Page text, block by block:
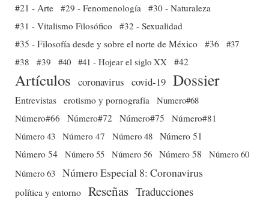
#21 - Arte #29 - Fenomenología
#30 - Naturaleza
#31 - Vitalismo Filosófico
#32 - Sexualidad
#35 - Filosofía desde y sobre el norte de México #36 #37
#38
#39 #40 #41 - Hojear el siglo XX #42
Artículos coronavirus covid-19 Dossier
Entrevistas erotismo y pornografía
Numero#68
Número#66
Número#72 Número#75
Número#81
Número 43 Número 47 Número 48 Número 51
Número 54 Número 55 Número 56 Número 58
Número 60
Número 63 Número Especial 8: Coronavirus
política y entorno Reseñas Traducciones